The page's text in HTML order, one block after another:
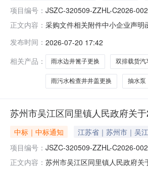
项目编号： JSZC-320509-ZZHL-C2026-
正文内容： 采购文件相关附件中小企业声
发布时间： 2026-07-20 17:42
相关产品：
雨水边井篦子更换 双排载货汽
雨污水检查井井盖更换 抽水泵
苏州市吴江区同里镇人民政府关
中标｜中标通知 江苏省｜苏州市｜吴
项目编号： JSZC-320509-ZZHL-C2026-
正文内容： 苏州市吴江区同里镇人民政府